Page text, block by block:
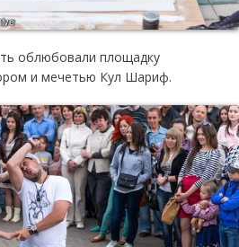
облюбовали площадку
и мечетью Кул Шариф.